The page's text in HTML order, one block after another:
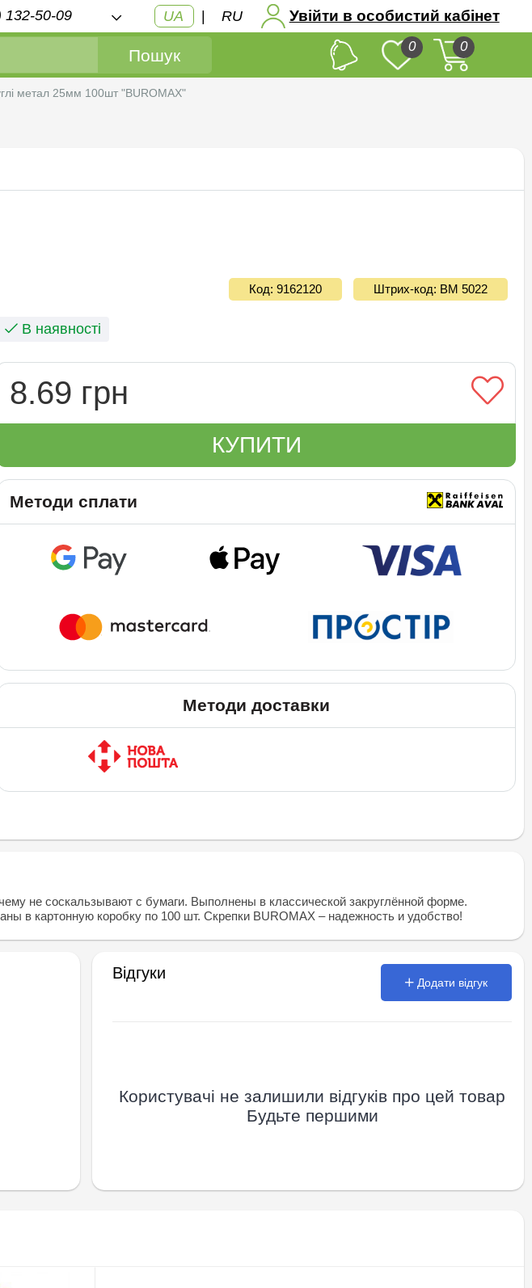
132-50-09 UA | RU Увійти в особистий кабінет
Пошук 0 0
метал 25мм 100шт "BUROMAX"
Код: 9162120 Штрих-код: ВМ 5022
В наявності
8.69 грн
КУПИТИ
Методи сплати
Методи доставки
не соскальзывают с бумаги. Выполнены в классической закруглённой форме.
в картонную коробку по 100 шт. Скрепки BUROMAX – надежность и удобство!
Відгуки
Додати відгук
Користувачі не залишили відгуків про цей товар
Будьте першими